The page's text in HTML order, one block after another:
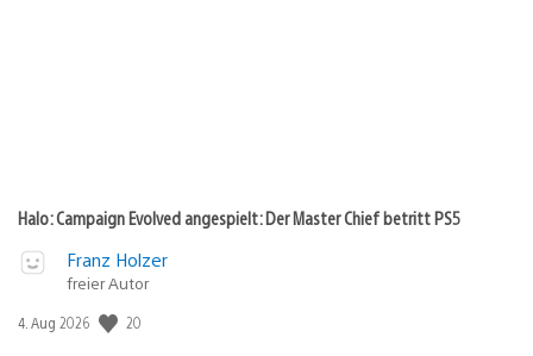
Halo: Campaign Evolved angespielt: Der Master Chief betritt PS5
Franz Holzer
freier Autor
Veröffentlichungsdatum:
4. Aug 2026 20